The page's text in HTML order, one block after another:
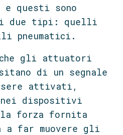
e questi sono
due tipi: quelli
pneumatici.
gli attuatori
di un segnale
attivati,
nei dispositivi
la forza fornita
far muovere gli